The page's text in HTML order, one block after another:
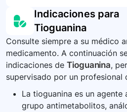
envenenamiento local.
de atención médica sobre
especialmente si se planea
se está embarazada o
es crucial informar sobre
concurrente y condiciones
Indicaciones para
Tioguanina
Consulte siempre a su médico
medicamento. A continuación
indicaciones de Tioguanina,
supervisado por un profesional
La tioguanina es un agente
grupo antimetabolitos,